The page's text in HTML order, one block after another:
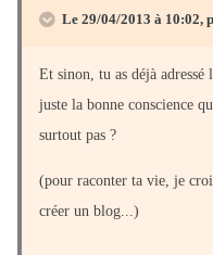
Le 29/04/2013 à 10:02,
Et sinon, tu as déjà adressé
juste la bonne conscience
surtout pas ?
(pour raconter ta vie, je
créer un blog...)